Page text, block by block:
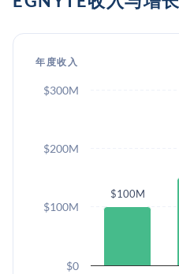
年度收入
$100M
$0
$100M
$200M
$300M